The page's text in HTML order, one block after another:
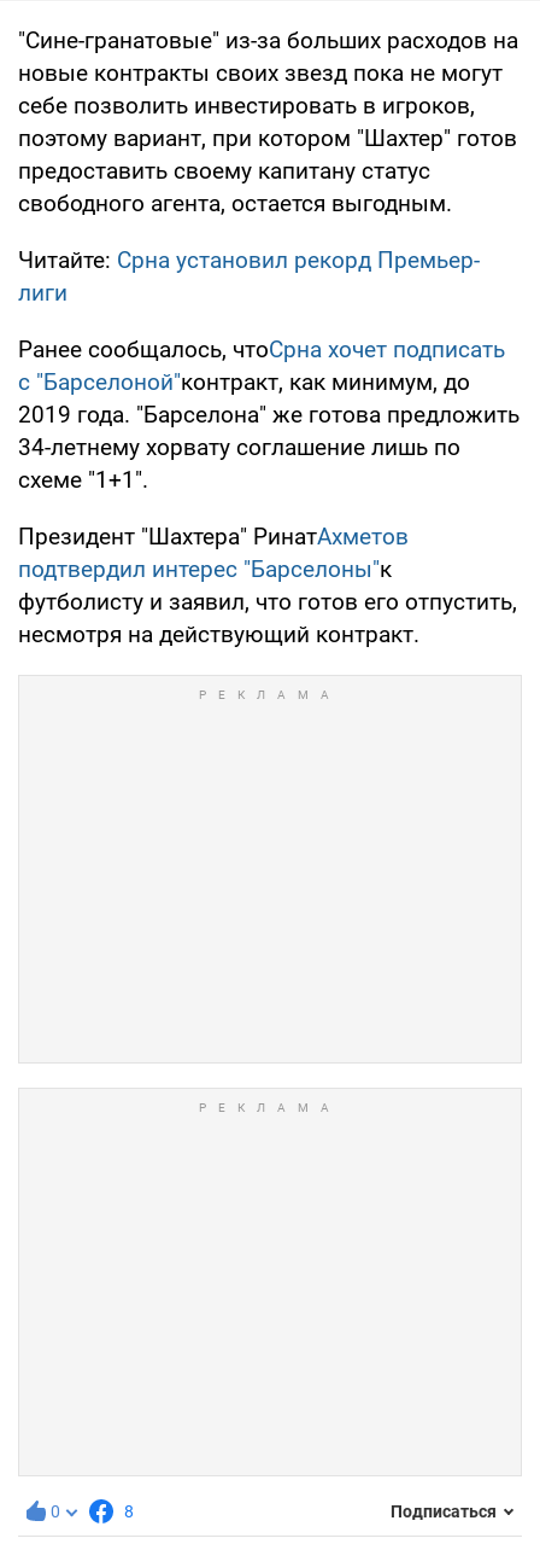
"Cине-гранатовые" из-за больших расходов на
новые контракты своих звезд пока не могут
себе позволить инвестировать в игроков,
поэтому вариант, при котором "Шахтер" готов
предоставить своему капитану статус
свободного агента, остается выгодным.
Читайте: Срна установил рекорд Премьер-
лиги
Ранее сообщалось, чтоСрна хочет подписать
с "Барселоной"контракт, как минимум, до
2019 года. "Барселона" же готова предложить
34-летнему хорвату соглашение лишь по
схеме "1+1".
Президент "Шахтера" РинатАхметов
подтвердил интерес "Барселоны"к
футболисту и заявил, что готов его отпустить,
несмотря на действующий контракт.
0 8 Подписаться